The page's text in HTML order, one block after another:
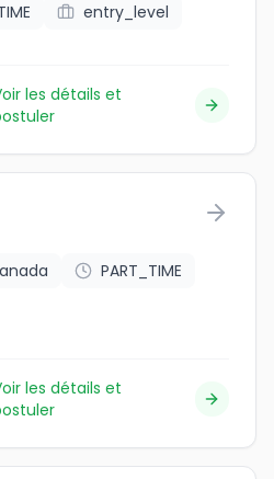
entry_level
les détails et
PART_TIME
les détails et